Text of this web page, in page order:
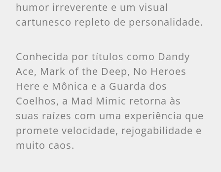
humor irreverente e um visual
cartunesco repleto de personalidade.
Conhecida por títulos como Dandy
Ace, Mark of the Deep, No Heroes
Here e Mônica e a Guarda dos
Coelhos, a Mad Mimic retorna às
suas raízes com uma experiência que
promete velocidade, rejogabilidade e
muito caos.